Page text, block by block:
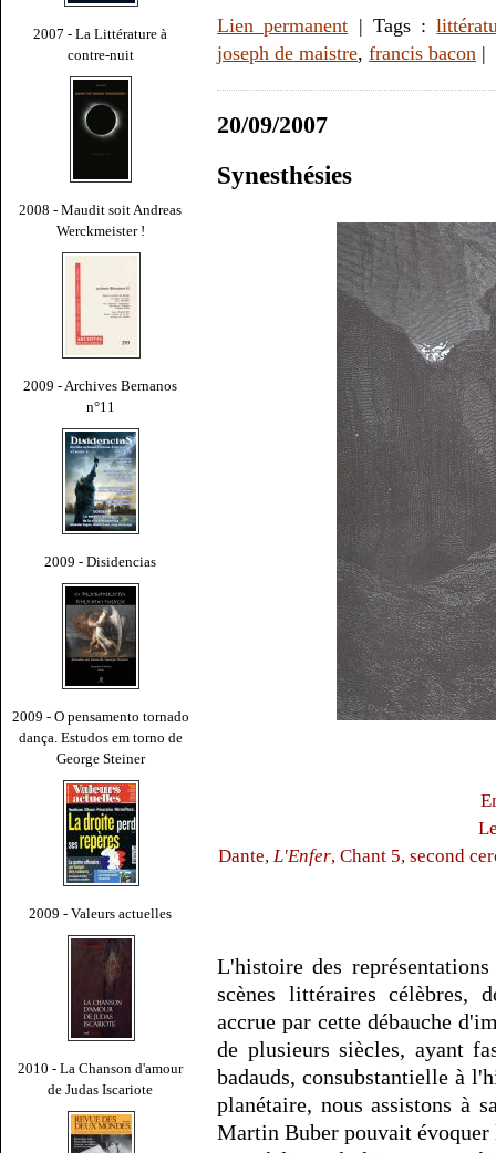
2007 - La Littérature à
contre-nuit
2008 - Maudit soit Andreas
Werckmeister !
2009 - Archives Bernanos
n°11
2009 - Disidencias
2009 - O pensamento tornado
dança. Estudos em torno de
George Steiner
2009 - Valeurs actuelles
2010 - La Chanson d'amour
de Judas Iscariote
Lien permanent | Tags :
joseph de maistre, francis bacon |
20/09/2007
Synesthésies
Dante, L'Enfer, Chant 5, second
L'histoire des
scènes littéraires célèbres,
accrue par cette débauche
de plusieurs siècles, ayant
badauds, consubstantielle à
planétaire, nous assistons à
Martin Buber pouvait